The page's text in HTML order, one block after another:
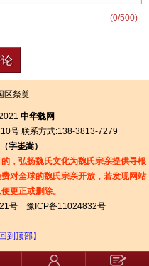
(0/500)
区祭奠
中华魏网
号 联系方式:138-3813-7279
字崟嵩）
，弘扬魏氏文化为魏氏宗亲提供寻根
对全球的魏氏宗亲开放，若发现网站
更正或删除。
号
豫ICP备11024832号
回到顶部】